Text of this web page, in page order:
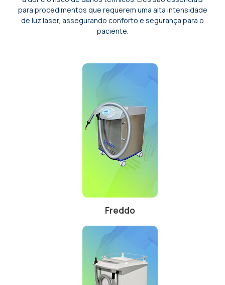
para procedimentos que requerem uma alta intensidade
de luz laser, assegurando conforto e segurança para o
paciente.
Freddo